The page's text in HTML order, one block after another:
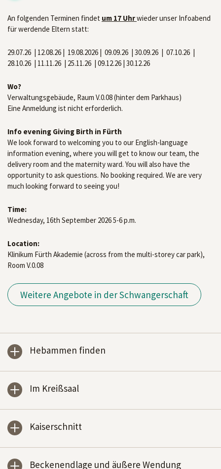
An folgenden Terminen findet um 17 Uhrwieder unser Infoabend
für werdende Eltern statt:
29.07.26 | 12.08.26 | 19.08.2026 | 09.09.26 | 30.09.26 | 07.10.26 |
28.10.26 | 11.11.26 | 25.11.26 | 09.12.26 | 30.12.26
Wo?
Verwaltungsgebäude, Raum V.0.08 (hinter dem Parkhaus)
Eine Anmeldung ist nicht erforderlich.
Info evening Giving Birth in Fürth
We look forward to welcoming you to our English-language
information evening, where you will get to know our team, the
delivery room and the maternity ward. You will also have the
opportunity to ask questions. No booking required. We are very
much looking forward to seeing you!
Time:
Wednesday, 16th September 2026 5-6 p.m.
Location:
Klinikum Fürth Akademie (across from the multi-storey car park),
Room V.0.08
Weitere Angebote in der Schwangerschaft
Hebammen finden
Im Kreißsaal
Kaiserschnitt
Beckenendlage und äußere Wendung